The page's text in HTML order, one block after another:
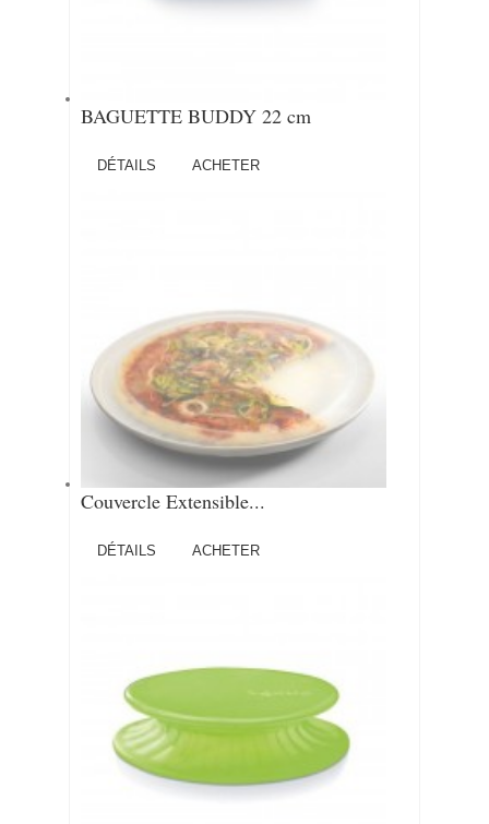
BAGUETTE BUDDY 22 cm
DÉTAILS ACHETER
Couvercle Extensible...
DÉTAILS ACHETER